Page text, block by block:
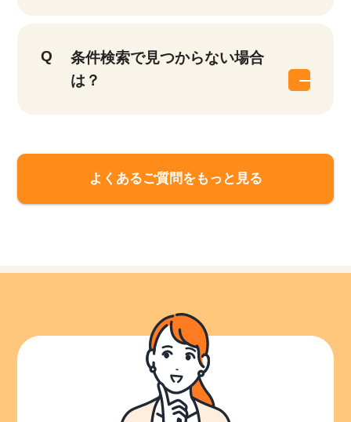
条件検索で見つからない場合
は？
よくあるご質問をもっと見る